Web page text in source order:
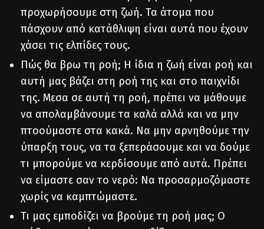
προχωρήσουμε στη ζωή. Τα άτομα που
πάσχουν από κατάθλιψη είναι αυτά που έχουν
χάσει τις ελπίδες τους.
Πώς θα βρω τη ροή; Η ίδια η ζωή είναι ροή και
αυτή μας βάζει στη ροή της και στο παιχνίδι
της. Μεσα σε αυτή τη ροή, πρέπει να μάθουμε
να απολαμβάνουμε τα καλά αλλά και να μην
πτοούμαστε στα κακά. Να μην αρνηθούμε την
ύπαρξη τους, να τα ξεπεράσουμε και να δούμε
τι μπορούμε να κερδίσουμε από αυτά. Πρέπει
να είμαστε σαν το νερό: Να προσαρμοζόμαστε
χωρίς να καμπτώμαστε.
Τι μας εμποδίζει να βρούμε τη ροή μας; Ο